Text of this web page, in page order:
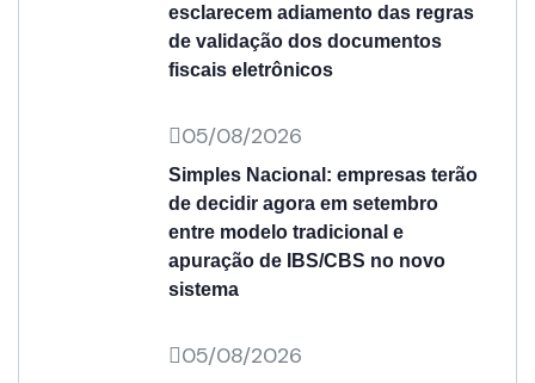
esclarecem adiamento das regras
de validação dos documentos
fiscais eletrônicos
05/08/2026
Simples Nacional: empresas terão
de decidir agora em setembro
entre modelo tradicional e
apuração de IBS/CBS no novo
sistema
05/08/2026